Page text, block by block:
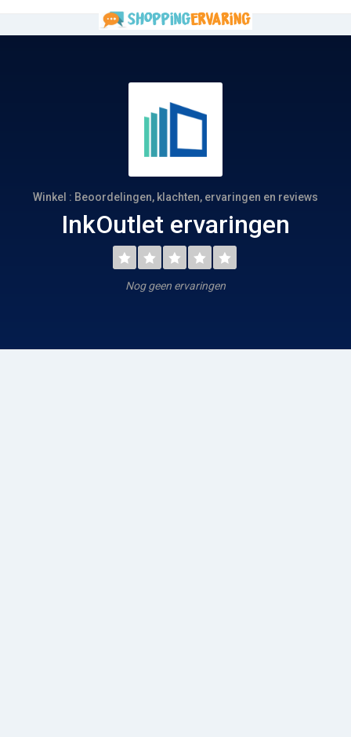
Winkel : Beoordelingen, klachten, ervaringen en reviews
InkOutlet ervaringen
Nog geen ervaringen